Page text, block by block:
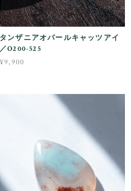
タンザニアオパールキャッツアイ
／O200-525
¥9,900